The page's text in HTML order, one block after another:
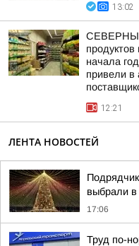
13:02
начала
привели в
12:21
ЛЕНТА НОВОСТЕЙ
выбрали в
17:06
Труд по-